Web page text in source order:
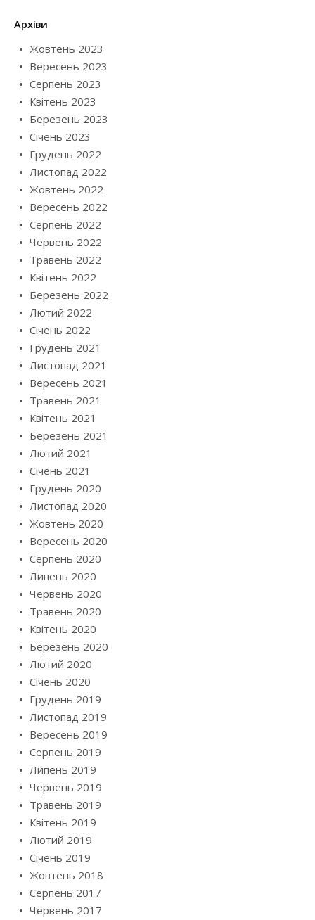
Архіви
Жовтень 2023
Вересень 2023
Серпень 2023
Квітень 2023
Березень 2023
Січень 2023
Грудень 2022
Листопад 2022
Жовтень 2022
Вересень 2022
Серпень 2022
Червень 2022
Травень 2022
Квітень 2022
Березень 2022
Лютий 2022
Січень 2022
Грудень 2021
Листопад 2021
Вересень 2021
Травень 2021
Квітень 2021
Березень 2021
Лютий 2021
Січень 2021
Грудень 2020
Листопад 2020
Жовтень 2020
Вересень 2020
Серпень 2020
Липень 2020
Червень 2020
Травень 2020
Квітень 2020
Березень 2020
Лютий 2020
Січень 2020
Грудень 2019
Листопад 2019
Вересень 2019
Серпень 2019
Липень 2019
Червень 2019
Травень 2019
Квітень 2019
Лютий 2019
Січень 2019
Жовтень 2018
Серпень 2017
Червень 2017